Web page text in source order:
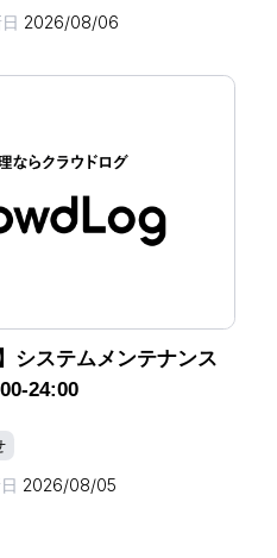
2026/08/06
システムメンテナンス
24:00
2026/08/05